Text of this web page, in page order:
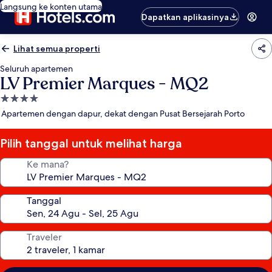
Langsung ke konten utama
Dapatkan aplikasinya
Lihat semua properti
Seluruh apartemen
LV Premier Marques - MQ2
Properti
bintang
Apartemen dengan dapur, dekat dengan Pusat Bersejarah Porto
Pilih tanggal untuk melihat harga
Ke mana?
Tanggal
Traveler